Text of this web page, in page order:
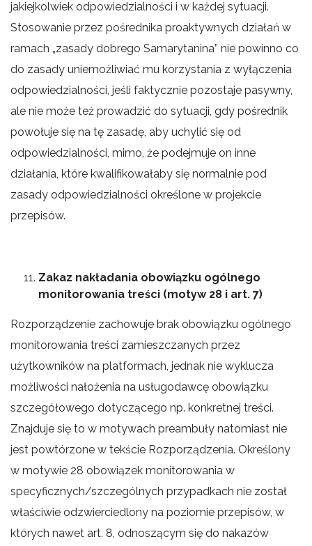
jakiejkolwiek odpowiedzialności i w każdej sytuacji.
Stosowanie przez pośrednika proaktywnych działań w
ramach „zasady dobrego Samarytanina” nie powinno co
do zasady uniemożliwiać mu korzystania z wyłączenia
odpowiedzialności, jeśli faktycznie pozostaje pasywny,
ale nie może też prowadzić do sytuacji, gdy pośrednik
powołuje się na tę zasadę, aby uchylić się od
odpowiedzialności, mimo, że podejmuje on inne
działania, które kwalifikowałaby się normalnie pod
zasady odpowiedzialności określone w projekcie
przepisów.
Zakaz nakładania obowiązku ogólnego
monitorowania treści (motyw 28 i art. 7)
Rozporządzenie zachowuje brak obowiązku ogólnego
monitorowania treści zamieszczanych przez
użytkowników na platformach, jednak nie wyklucza
możliwości nałożenia na usługodawcę obowiązku
szczegółowego dotyczącego np. konkretnej treści.
Znajduje się to w motywach preambuły natomiast nie
jest powtórzone w tekście Rozporządzenia. Określony
w motywie 28 obowiązek monitorowania w
specyficznych/szczególnych przypadkach nie został
właściwie odzwierciedlony na poziomie przepisów, w
których nawet art. 8, odnoszącym się do nakazów